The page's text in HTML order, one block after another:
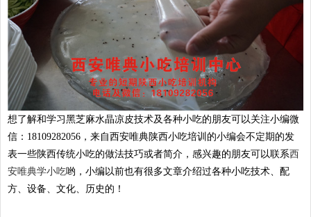
想了解和学习黑芝麻水晶凉皮技术及各种小吃的朋友可以关注小编微
信：18109282056，来自西安唯典陕西小吃培训的小编会不定期的发
表一些陕西传统小吃的做法技巧或者简介，感兴趣的朋友可以联系西
安唯典学小吃哟，小编以前也有很多文章介绍过各种小吃技术、配
方、设备、文化、历史的！